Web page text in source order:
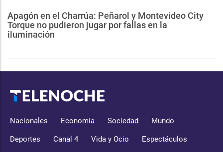
Apagón en el Charrúa: Peñarol y Montevideo City
Torque no pudieron jugar por fallas en la
iluminación
Nacionales Economía Sociedad Mundo
Deportes Canal 4 Vida y Ocio Espectáculos